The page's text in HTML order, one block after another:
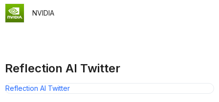
NVIDIA
Reflection AI Twitter
Reflection AI Twitter